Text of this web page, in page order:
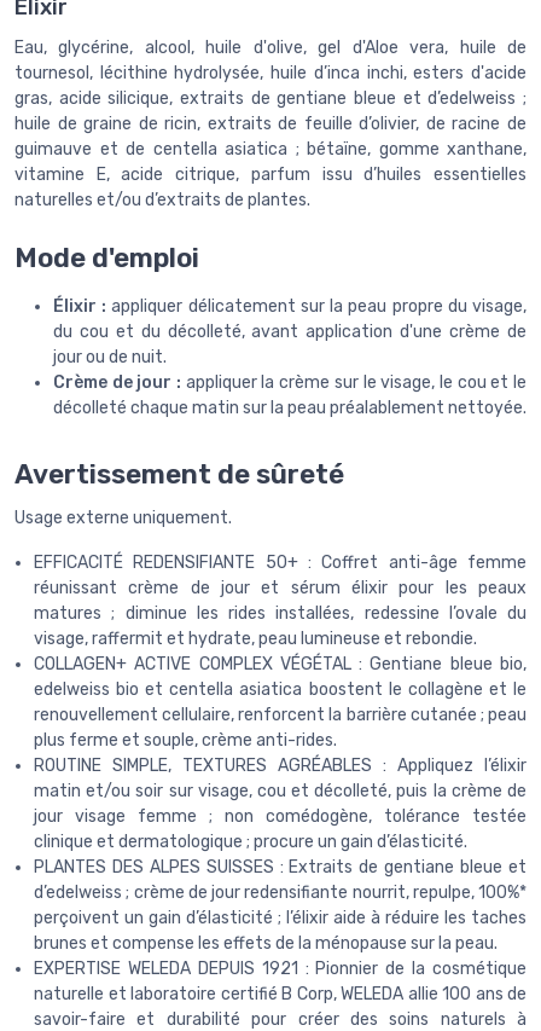
Élixir
Eau, glycérine, alcool, huile d'olive, gel d'Aloe vera, huile de
tournesol, lécithine hydrolysée, huile d’inca inchi, esters d'acide
gras, acide silicique, extraits de gentiane bleue et d’edelweiss ;
huile de graine de ricin, extraits de feuille d’olivier, de racine de
guimauve et de centella asiatica ; bétaïne, gomme xanthane,
vitamine E, acide citrique, parfum issu d’huiles essentielles
naturelles et/ou d’extraits de plantes.
Mode d'emploi
Élixir : appliquer délicatement sur la peau propre du visage,
du cou et du décolleté, avant application d'une crème de
jour ou de nuit.
Crème de jour : appliquer la crème sur le visage, le cou et le
décolleté chaque matin sur la peau préalablement nettoyée.
Avertissement de sûreté
Usage externe uniquement.
EFFICACITÉ REDENSIFIANTE 50+ : Coffret anti-âge femme
réunissant crème de jour et sérum élixir pour les peaux
matures ; diminue les rides installées, redessine l’ovale du
visage, raffermit et hydrate, peau lumineuse et rebondie.
COLLAGEN+ ACTIVE COMPLEX VÉGÉTAL : Gentiane bleue bio,
edelweiss bio et centella asiatica boostent le collagène et le
renouvellement cellulaire, renforcent la barrière cutanée ; peau
plus ferme et souple, crème anti-rides.
ROUTINE SIMPLE, TEXTURES AGRÉABLES : Appliquez l’élixir
matin et/ou soir sur visage, cou et décolleté, puis la crème de
jour visage femme ; non comédogène, tolérance testée
clinique et dermatologique ; procure un gain d’élasticité.
PLANTES DES ALPES SUISSES : Extraits de gentiane bleue et
d’edelweiss ; crème de jour redensifiante nourrit, repulpe, 100%*
perçoivent un gain d’élasticité ; l’élixir aide à réduire les taches
brunes et compense les effets de la ménopause sur la peau.
EXPERTISE WELEDA DEPUIS 1921 : Pionnier de la cosmétique
naturelle et laboratoire certifié B Corp, WELEDA allie 100 ans de
savoir-faire et durabilité pour créer des soins naturels à